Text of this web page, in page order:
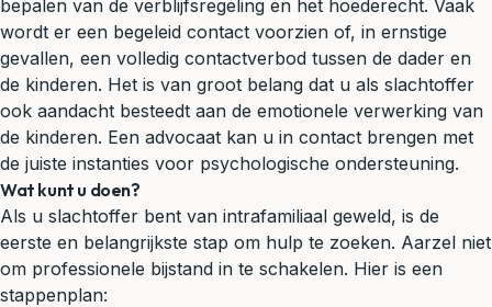
bepalen van de verblijfsregeling en het hoederecht. Vaak
wordt er een begeleid contact voorzien of, in ernstige
gevallen, een volledig contactverbod tussen de dader en
de kinderen. Het is van groot belang dat u als slachtoffer
ook aandacht besteedt aan de emotionele verwerking van
de kinderen. Een advocaat kan u in contact brengen met
de juiste instanties voor psychologische ondersteuning.
Wat kunt u doen?
Als u slachtoffer bent van intrafamiliaal geweld, is de
eerste en belangrijkste stap om hulp te zoeken. Aarzel niet
om professionele bijstand in te schakelen. Hier is een
stappenplan: